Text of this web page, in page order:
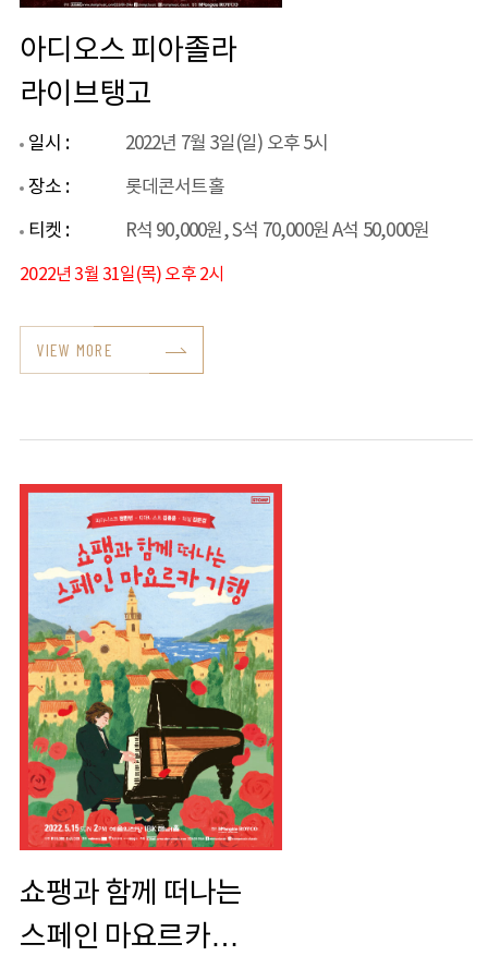
아디오스 피아졸라
라이브탱고
일시 :
2022년 7월 3일(일) 오후 5시
장소 :
롯데콘서트홀
티켓 :
R석 90,000원, S석 70,000원 A석 50,000원
2022년 3월 31일(목) 오후 2시
VIEW MORE
쇼팽과 함께 떠나는
스페인 마요르카